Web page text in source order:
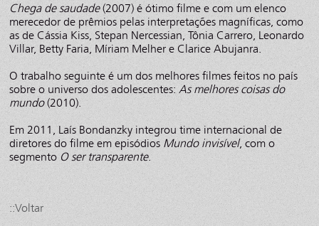
Chega de saudade(2007) é ótimo filme e com um elenco
merecedor de prêmios pelas interpretações magníficas, como
as de Cássia Kiss, Stepan Nercessian, Tônia Carrero, Leonardo
Villar, Betty Faria, Míriam Melher e Clarice Abujanra.
O trabalho seguinte é um dos melhores filmes feitos no país
sobre o universo dos adolescentes:As melhores coisas do
mundo(2010).
Em 2011, Laís Bondanzky integrou time internacional de
diretores do filme em episódios Mundo invisível, com o
segmento O ser transparente.
::Voltar